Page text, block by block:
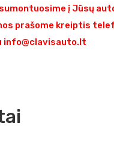
į Jūsų
prašome kreiptis
info@clavisauto.lt